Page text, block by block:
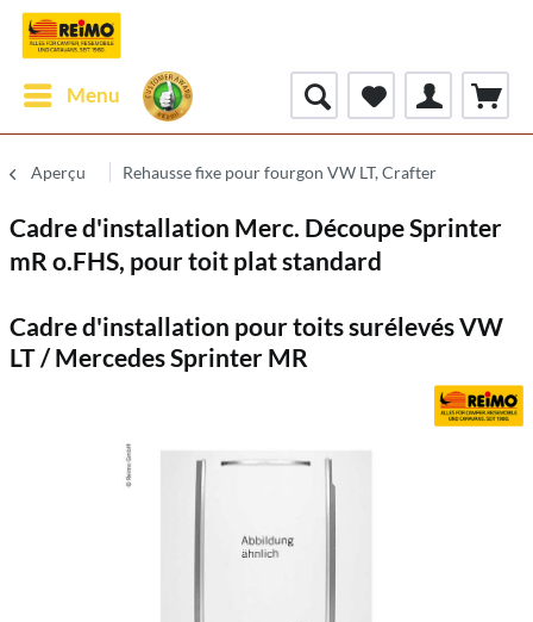
Menu
Aperçu Rehausse fixe pour fourgon VW LT, Crafter
Cadre d'installation Merc. Découpe Sprinter
mR o.FHS, pour toit plat standard
Cadre d'installation pour toits surélevés VW
LT / Mercedes Sprinter MR